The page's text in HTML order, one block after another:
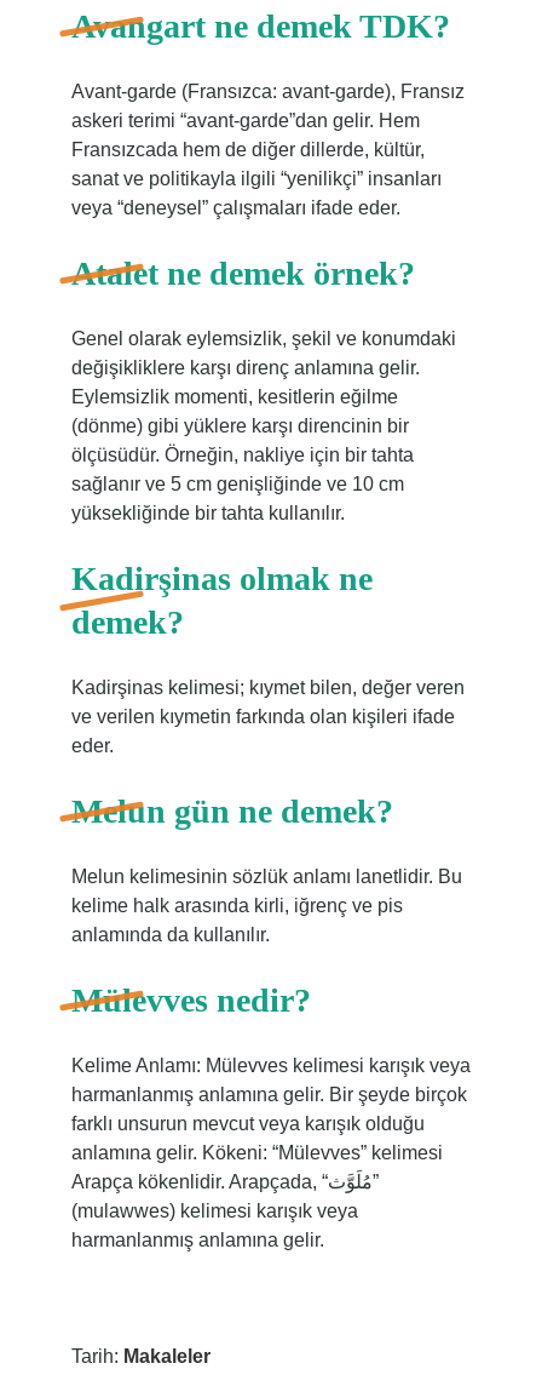
Avangart ne demek TDK?
Avant-garde (Fransızca: avant-garde), Fransız
askeri terimi “avant-garde”dan gelir. Hem
Fransızcada hem de diğer dillerde, kültür,
sanat ve politikayla ilgili “yenilikçi” insanları
veya “deneysel” çalışmaları ifade eder.
Atalet ne demek örnek?
Genel olarak eylemsizlik, şekil ve konumdaki
değişikliklere karşı direnç anlamına gelir.
Eylemsizlik momenti, kesitlerin eğilme
(dönme) gibi yüklere karşı direncinin bir
ölçüsüdür. Örneğin, nakliye için bir tahta
sağlanır ve 5 cm genişliğinde ve 10 cm
yüksekliğinde bir tahta kullanılır.
Kadirşinas olmak ne
demek?
Kadirşinas kelimesi; kıymet bilen, değer veren
ve verilen kıymetin farkında olan kişileri ifade
eder.
Melun gün ne demek?
Melun kelimesinin sözlük anlamı lanetlidir. Bu
kelime halk arasında kirli, iğrenç ve pis
anlamında da kullanılır.
Mülevves nedir?
Kelime Anlamı: Mülevves kelimesi karışık veya
harmanlanmış anlamına gelir. Bir şeyde birçok
farklı unsurun mevcut veya karışık olduğu
anlamına gelir. Kökeni: “Mülevves” kelimesi
Arapça kökenlidir. Arapçada, “مُلَوَّث”
(mulawwes) kelimesi karışık veya
harmanlanmış anlamına gelir.
Tarih: Makaleler